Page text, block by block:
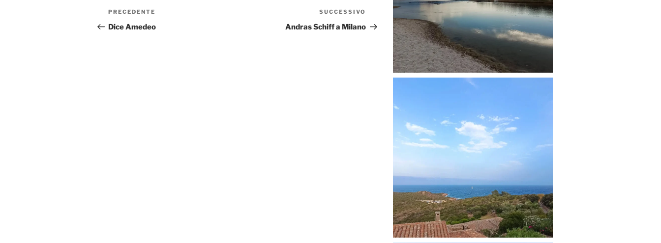
Navigazione
articoli
Articolo
precedente:
PRECEDENTE
Dice Amedeo
successivo
SUCCESSIVO
Andras Schiff a Milano